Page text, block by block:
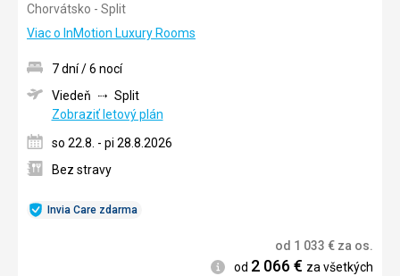
Chorvátsko - Split
Viac o InMotion Luxury Rooms
Invia Care zdarma
7 dní / 6 nocí
Viedeň
Split
Zobraziť letový plán
so 22.8. - pi 28.8.2026
Bez stravy
od 1 033 € za os.
Informácie
od 2 066€ za všetkých